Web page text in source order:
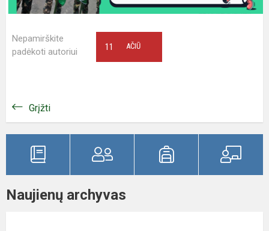
Nepamirškite
padėkoti autoriui
AČIŪ
11
Grįžti
Naujienų archyvas